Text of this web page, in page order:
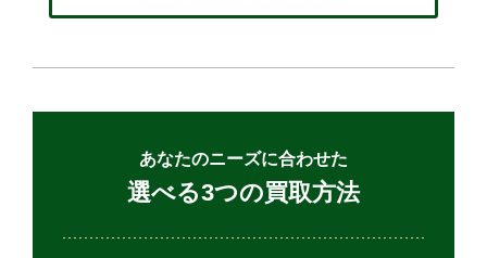
あなたのニーズに合わせた
選べる3つの買取方法